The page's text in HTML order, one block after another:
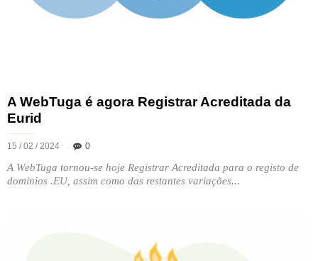
A WebTuga é agora Registrar Acreditada da
Eurid
15 / 02 / 2024 0
A WebTuga tornou-se hoje Registrar Acreditada para o registo de
domínios .EU, assim como das restantes variações...